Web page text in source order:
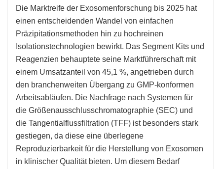
Die Marktreife der Exosomenforschung bis 2025 hat
einen entscheidenden Wandel von einfachen
Präzipitationsmethoden hin zu hochreinen
Isolationstechnologien bewirkt. Das Segment Kits und
Reagenzien behauptete seine Marktführerschaft mit
einem Umsatzanteil von 45,1 %, angetrieben durch
den branchenweiten Übergang zu GMP-konformen
Arbeitsabläufen. Die Nachfrage nach Systemen für
die Größenausschlusschromatographie (SEC) und
die Tangentialflussfiltration (TFF) ist besonders stark
gestiegen, da diese eine überlegene
Reproduzierbarkeit für die Herstellung von Exosomen
in klinischer Qualität bieten. Um diesem Bedarf